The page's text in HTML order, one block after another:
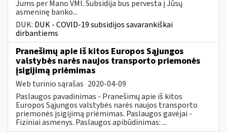
Jums per Mano VMI. Subsidija bus pervesta į Jūsų
asmeninę banko...
DUK: DUK - COVID-19 subsidijos savarankiškai
dirbantiems
Pranešimų apie iš kitos Europos Sąjungos
valstybės narės naujos transporto priemonės
įsigijimą priėmimas
Web turinio sąrašas 2020-04-09
Paslaugos pavadinimas - Pranešimų apie iš kitos
Europos Sąjungos valstybės narės naujos transporto
priemonės įsigijimą priėmimas. Paslaugos gavėjai -
Fiziniai asmenys. Paslaugos apibūdinimas: ...